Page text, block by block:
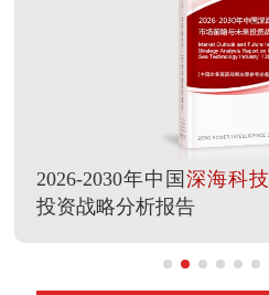
2026-2030年中国 深海科技
投资战略分析报告